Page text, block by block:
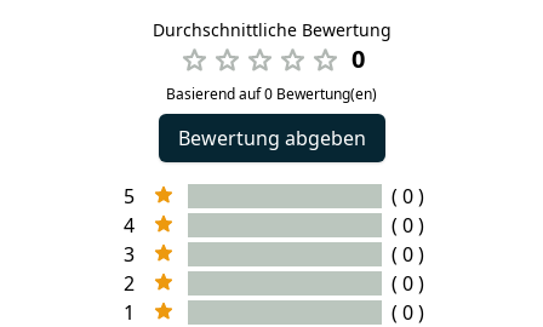
Durchschnittliche Bewertung
0
Basierend auf 0 Bewertung(en)
Bewertung abgeben
5
( 0 )
4
( 0 )
3
( 0 )
2
( 0 )
1
( 0 )